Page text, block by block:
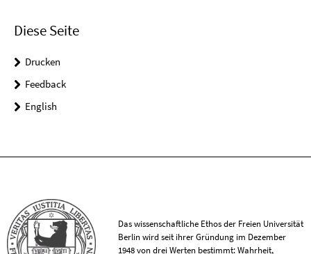
Diese Seite
Drucken
Feedback
English
Das wissenschaftliche Ethos der Freien Universität
Berlin wird seit ihrer Gründung im Dezember
1948 von drei Werten bestimmt: Wahrheit,